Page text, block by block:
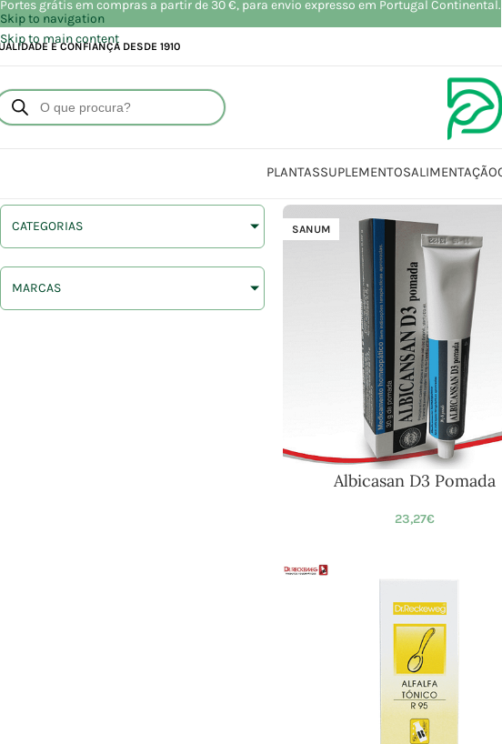
Skip to navigation
Skip to main content
E CONFIANÇA DESDE 1910
PLANTASSUPLEMENTOSALIMENTAÇÃO
CATEGORIAS
MARCAS
SANUM
Albicasan D3 Pomada
23,27€
Portes grátis em compras a partir de 30 €, para envio expresso em Portugal Continental.